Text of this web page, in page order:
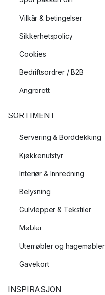
Vilkår & betingelser
Sikkerhetspolicy
Cookies
Bedriftsordrer / B2B
Angrerett
SORTIMENT
Servering & Borddekking
Kjøkkenutstyr
Interiør & Innredning
Belysning
Gulvtepper & Tekstiler
Møbler
Utemøbler og hagemøbler
Gavekort
INSPIRASJON